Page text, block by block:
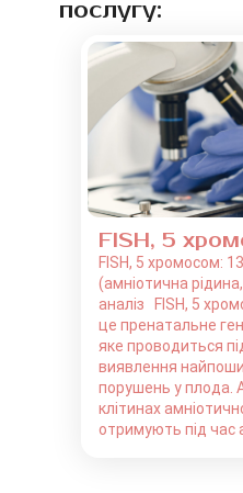
послугу:
FISH, 5
FISH, 5 хромосом:
(амніотична
аналіз FISH, 5
це пренатальне
яке проводиться
виявлення
порушень у плода.
клітинах
отримують під час